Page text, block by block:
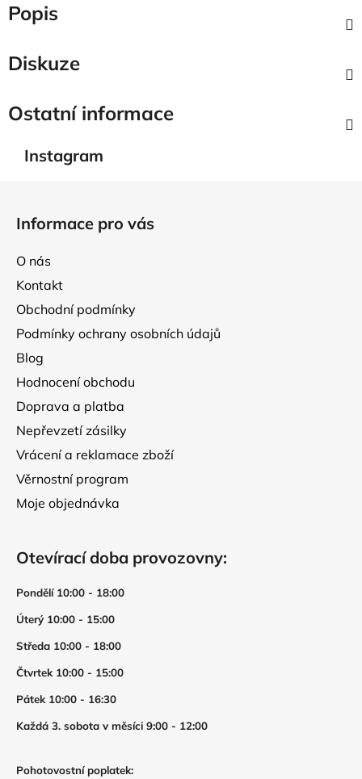
Popis
Diskuze
Ostatní informace
Instagram
Informace pro vás
O nás
Kontakt
Obchodní podmínky
Podmínky ochrany osobních údajů
Blog
Hodnocení obchodu
Doprava a platba
Nepřevzetí zásilky
Vrácení a reklamace zboží
Věrnostní program
Moje objednávka
Otevírací doba provozovny:
Pondělí 10:00 - 18:00
Úterý 10:00 - 15:00
Středa 10:00 - 18:00
Čtvrtek 10:00 - 15:00
Pátek 10:00 - 16:30
Každá 3. sobota v měsíci 9:00 - 12:00
Pohotovostní poplatek: